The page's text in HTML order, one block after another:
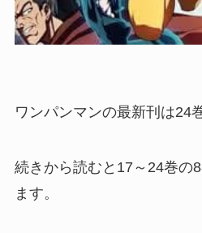
ワンパンマンの最新刊は24巻
続きから読むと17～24巻の
ます。